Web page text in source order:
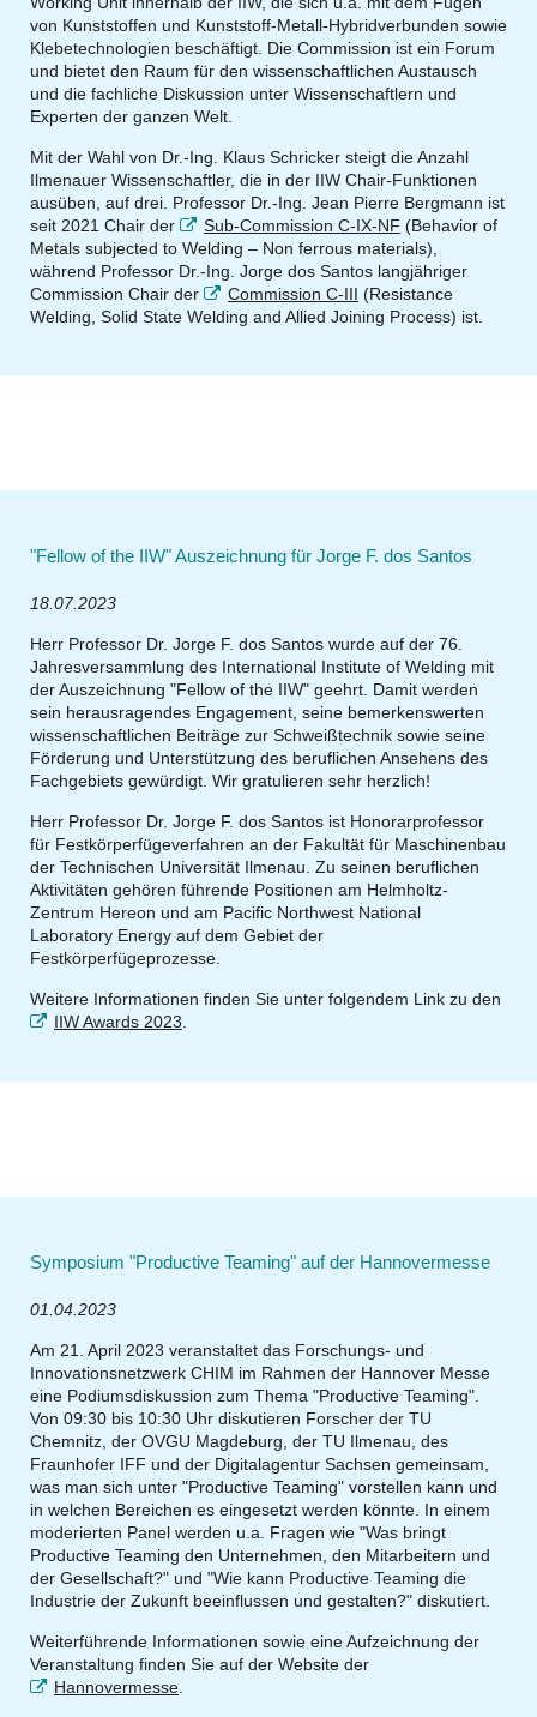
von Kunststoffen und Kunststoff-Metall-Hybridverbunden sowie
Klebetechnologien beschäftigt. Die Commission ist ein Forum
und bietet den Raum für den wissenschaftlichen Austausch
und die fachliche Diskussion unter Wissenschaftlern und
Experten der ganzen Welt.
Mit der Wahl von Dr.-Ing. Klaus Schricker steigt die Anzahl
Ilmenauer Wissenschaftler, die in der IIW Chair-Funktionen
ausüben, auf drei. Professor Dr.-Ing. Jean Pierre Bergmann ist
seit 2021 Chair der
Sub-Commission C-IX-NF (Behavior of
Metals subjected to Welding – Non ferrous materials),
während Professor Dr.-Ing. Jorge dos Santos langjähriger
Commission Chair der
Commission C-III (Resistance
Welding, Solid State Welding and Allied Joining Process) ist.
"Fellow of the IIW" Auszeichnung für Jorge F. dos Santos
18.07.2023
Herr Professor Dr. Jorge F. dos Santos wurde auf der 76.
Jahresversammlung des International Institute of Welding mit
der Auszeichnung "Fellow of the IIW" geehrt. Damit werden
sein herausragendes Engagement, seine bemerkenswerten
wissenschaftlichen Beiträge zur Schweißtechnik sowie seine
Förderung und Unterstützung des beruflichen Ansehens des
Fachgebiets gewürdigt. Wir gratulieren sehr herzlich!
Herr Professor Dr. Jorge F. dos Santos ist Honorarprofessor
für Festkörperfügeverfahren an der Fakultät für Maschinenbau
der Technischen Universität Ilmenau. Zu seinen beruflichen
Aktivitäten gehören führende Positionen am Helmholtz-
Zentrum Hereon und am Pacific Northwest National
Laboratory Energy auf dem Gebiet der
Festkörperfügeprozesse.
Weitere Informationen finden Sie unter folgendem Link zu den
IIW Awards 2023
Symposium "Productive Teaming" auf der Hannovermesse
01.04.2023
Am 21. April 2023 veranstaltet das Forschungs- und
Innovationsnetzwerk CHIM im Rahmen der Hannover Messe
eine Podiumsdiskussion zum Thema "Productive Teaming".
Von 09:30 bis 10:30 Uhr diskutieren Forscher der TU
Chemnitz, der OVGU Magdeburg, der TU Ilmenau, des
Fraunhofer IFF und der Digitalagentur Sachsen gemeinsam,
was man sich unter "Productive Teaming" vorstellen kann und
in welchen Bereichen es eingesetzt werden könnte. In einem
moderierten Panel werden u.a. Fragen wie "Was bringt
Productive Teaming den Unternehmen, den Mitarbeitern und
der Gesellschaft?" und "Wie kann Productive Teaming die
Industrie der Zukunft beeinflussen und gestalten?" diskutiert.
Weiterführende Informationen sowie eine Aufzeichnung der
Veranstaltung finden Sie auf der Website der
Hannovermesse